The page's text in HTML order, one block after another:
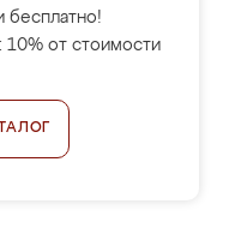
бесплатно!
от стоимости